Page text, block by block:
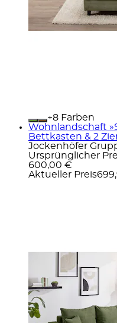
+
Farben
Wohnlandschaft
Bettkasten & 2
Jockenhöfer
Ursprünglicher
600,00 €
Aktueller Preis